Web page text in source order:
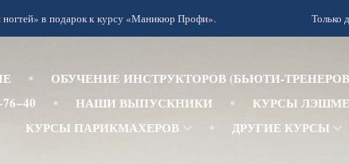
ОБУЧЕНИЕ ИНСТРУКТОРОВ (БЬЮТИ-
НАШИ ВЫПУСКНИКИ КУРСЫ
КУРСЫ ПАРИКМАХЕРОВ
ДРУГИЕ КУРСЫ
в подарок к курсу «Маникюр Профи». Только до 1.09